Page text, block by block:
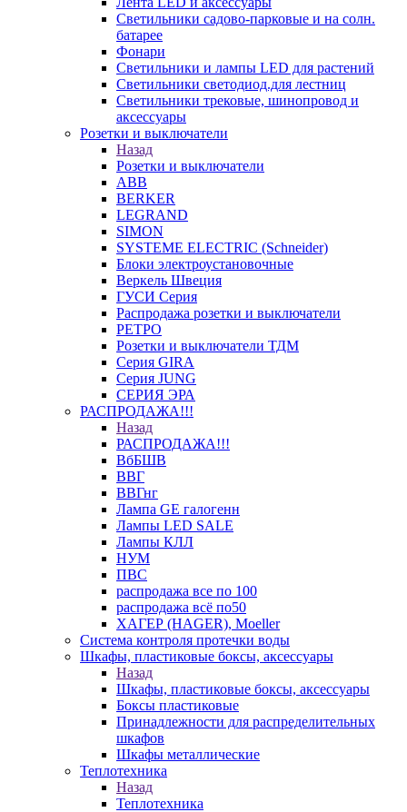
Светильники садово-парковые и на солн.
батарее
Фонари
Светильники и лампы LED для растений
Светильники светодиод.для лестниц
Светильники трековые, шинопровод и
аксессуары
Розетки и выключатели
Назад
Розетки и выключатели
ABB
BERKER
LEGRAND
SIMON
SYSTEME ELECTRIC (Schneider)
Блоки электроустановочные
Веркель Швеция
ГУСИ Серия
Распродажа розетки и выключатели
РЕТРО
Розетки и выключатели ТДМ
Серия GIRA
Серия JUNG
СЕРИЯ ЭРА
РАСПРОДАЖА!!!
Назад
РАСПРОДАЖА!!!
ВбБШВ
ВВГ
ВВГнг
Лампа GE галогенн
Лампы LED SALE
Лампы КЛЛ
НУМ
ПВС
распродажа все по 100
распродажа всё по50
ХАГЕР (HAGER), Moeller
Система контроля протечки воды
Шкафы, пластиковые боксы, аксессуары
Назад
Шкафы, пластиковые боксы, аксессуары
Боксы пластиковые
Принадлежности для распределительных
шкафов
Шкафы металлические
Теплотехника
Назад
Теплотехника